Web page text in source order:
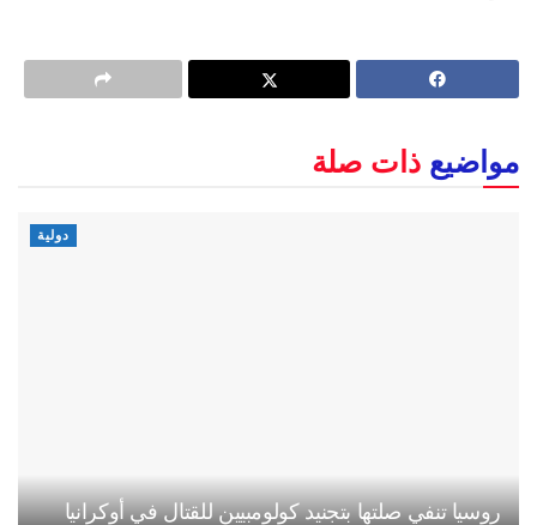
مواضيع ذات صلة
دولية
روسيا تنفي صلتها بتجنيد كولومبيين للقتال في أوكرانيا